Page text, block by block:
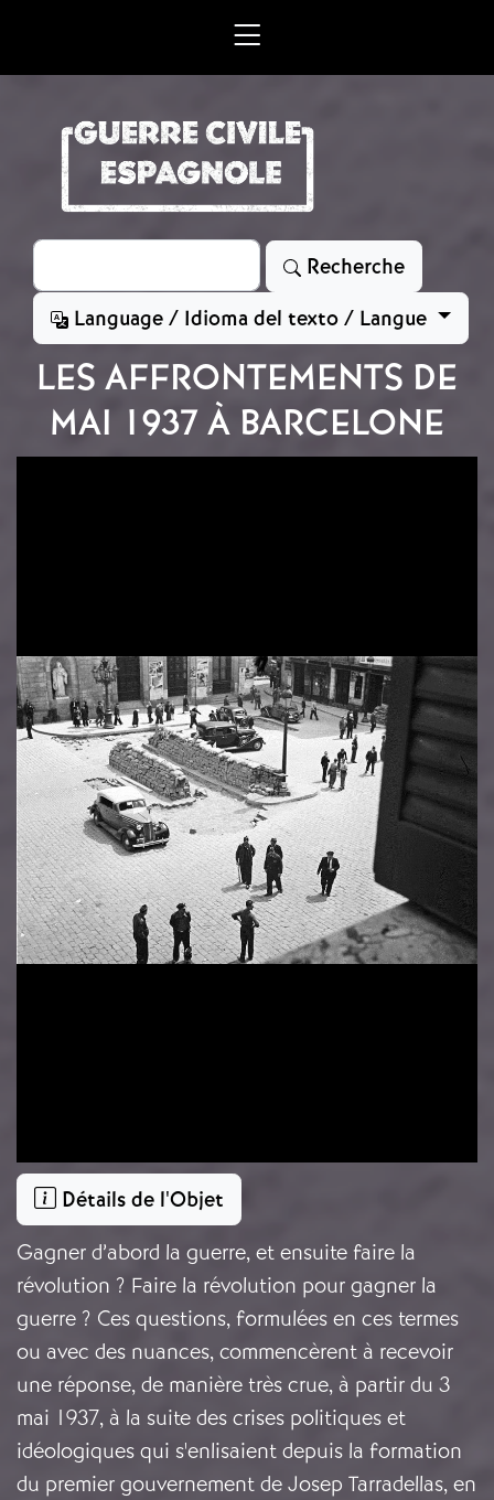
Rechercher
Recherche
Language / Idioma del texto / Langue
LES AFFRONTEMENTS DE
MAI 1937 À BARCELONE
Détails de l'Objet
Gagner d’abord la guerre, et ensuite faire la
révolution ? Faire la révolution pour gagner la
guerre ? Ces questions, formulées en ces termes
ou avec des nuances, commencèrent à recevoir
une réponse, de manière très crue, à partir du 3
mai 1937, à la suite des crises politiques et
idéologiques qui s'enlisaient depuis la formation
du premier gouvernement de Josep Tarradellas, en